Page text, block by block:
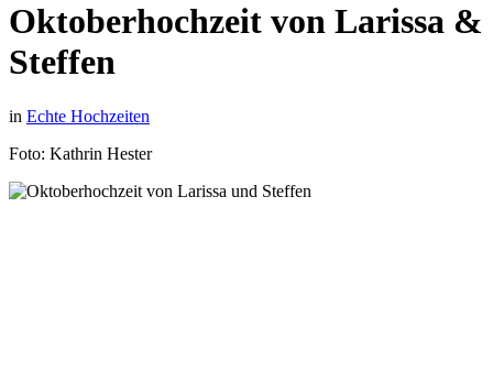
Oktoberhochzeit von Larissa &
Steffen
in Echte Hochzeiten
Foto: Kathrin Hester